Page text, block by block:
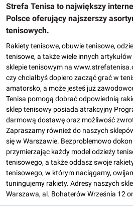
Strefa Tenisa to największy
Polsce oferujący najszerszy
tenisowych.
Rakiety tenisowe, obuwie tenisowe,
tenisowe, a także wiele innych
sklepie tenisowym na
czy chciałbyś dopiero zacząć grać w
amatorsko, a może jesteś już
Tenisa pomogą dobrać odpowiednią
sklep tenisowy posiada atrakcyjny
darmową dostawę oraz możliwość
Zapraszamy również do naszych
się w Warszawie. Bezproblemowo
przymierzając każdy model odzieży
tenisowego, a także oddasz swoje
tenisowego, w którym naciągamy,
tuningujemy rakiety. Adresy naszych
Warszawa, al. Bohaterów Września 12